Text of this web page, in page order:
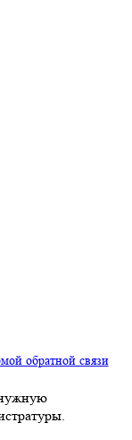
обратной связи